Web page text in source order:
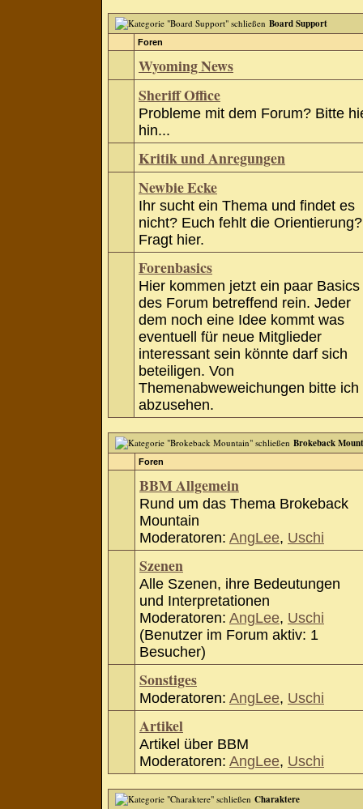
Board Support
Foren
Wyoming News
Sheriff Office
Probleme mit dem Forum? Bitte
hin...
Kritik und Anregungen
Newbie Ecke
Ihr sucht ein Thema und findet es
nicht? Euch fehlt die Orientierung?
Fragt hier.
Forenbasics
Hier kommen jetzt ein paar Basics
des Forum betreffend rein. Jeder
dem noch eine Idee kommt was
eventuell für neue Mitglieder
interessant sein könnte darf sich
beteiligen. Von
Themenabweweichungen bitte ich
abzusehen.
Brokeback
Foren
BBM Allgemein
Rund um das Thema Brokeback
Mountain
Moderatoren: AngLee, Uschi
Szenen
Alle Szenen, ihre Bedeutungen
und Interpretationen
Moderatoren: AngLee, Uschi
(Benutzer im Forum aktiv: 1
Besucher)
Sonstiges
Moderatoren: AngLee, Uschi
Artikel
Artikel über BBM
Moderatoren: AngLee, Uschi
Charaktere